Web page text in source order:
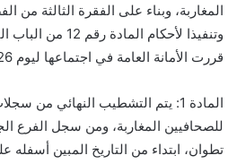
المغاربة، وبناء على الفقرة الثالثة من
وتنفيذا لأحكام
قررت الأمانة العامة في اجتماعها ليوم 26 مايو 2015، ما يلي:
المادة 1: يتم التشطيب النهائي من
للصحافيين المغاربة، ومن سجل الفرع
تطوان، ابتداء من التاريخ المبين أسفله